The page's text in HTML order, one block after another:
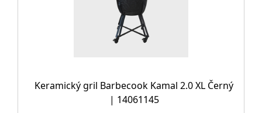
Keramický gril Barbecook Kamal 2.0 XL Černý
| 14061145